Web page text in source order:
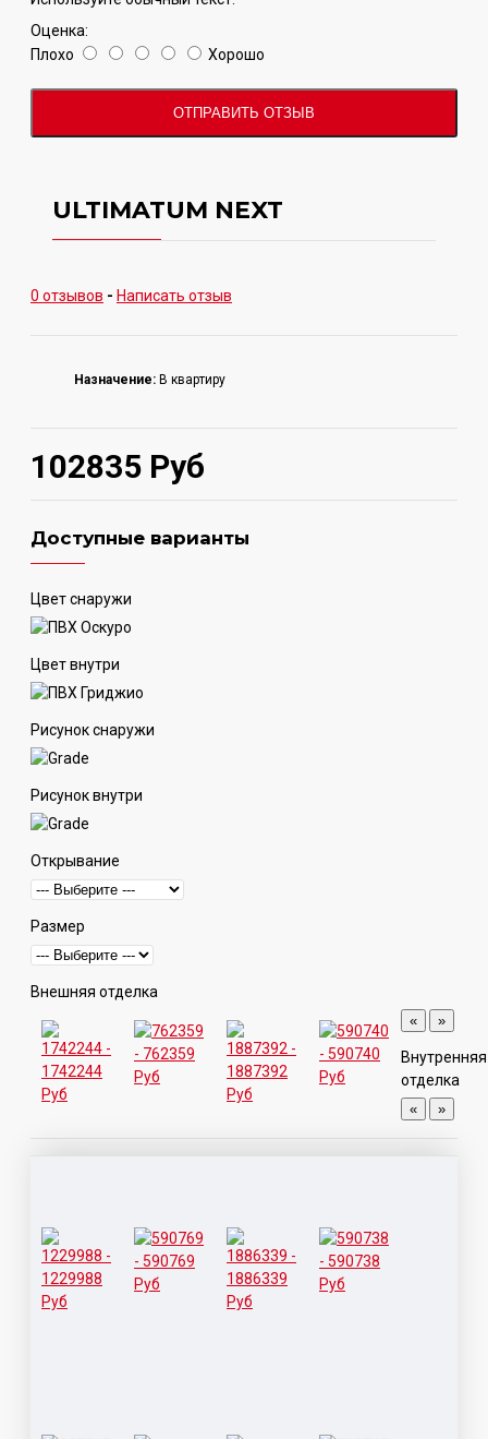
Оценка:
Плохо
Хорошо
ОТПРАВИТЬ ОТЗЫВ
ULTIMATUM NEXT
0 отзывов - Написать отзыв
102835 Руб
Назначение: В квартиру
Доступные варианты
Цвет снаружи
Цвет внутри
Рисунок снаружи
Рисунок внутри
Открывание
Размер
Внешняя отделка
« »
Внутренняя
отделка
« »